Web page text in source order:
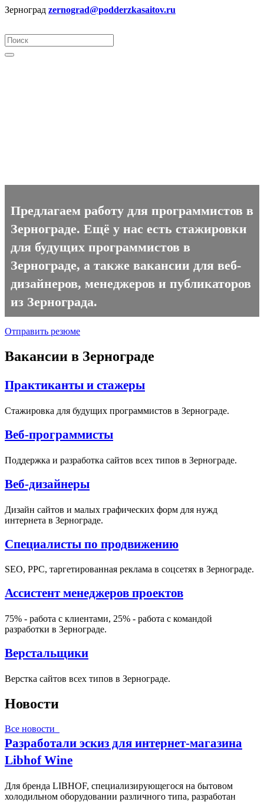
Зерноград zernograd@podderzkasaitov.ru
Предлагаем работу для программистов в
Зернограде. Ещё у нас есть стажировки
для будущих программистов в
Зернограде, а также вакансии для веб-
дизайнеров, менеджеров и публикаторов
из Зернограда.
Отправить резюме
Вакансии в Зернограде
Практиканты и стажеры
Стажировка для будущих программистов в Зернограде.
Веб-программисты
Поддержка и разработка сайтов всех типов в Зернограде.
Веб-дизайнеры
Дизайн сайтов и малых графических форм для нужд
интернета в Зернограде.
Специалисты по продвижению
SEO, PPC, таргетированная реклама в соцсетях в Зернограде.
Ассистент менеджеров проектов
75% - работа с клиентами, 25% - работа с командой
разработки в Зернограде.
Верстальщики
Верстка сайтов всех типов в Зернограде.
Новости
Все новости
Разработали эскиз для интернет-магазина
Libhof Wine
Для бренда LIBHOF, специализирующегося на бытовом
холодильном оборудовании различного типа, разработан